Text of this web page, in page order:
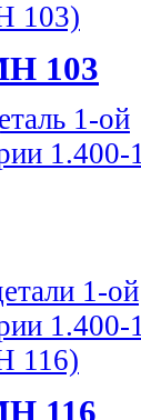
103
116